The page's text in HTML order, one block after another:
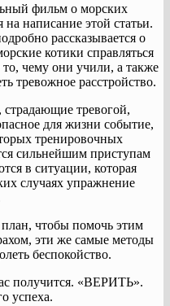
фильм о морских
написание этой статьи.
рассказывается о
котики справляться
чему они учили, а также
тревожное расстройство.
тревогой,
для жизни событие,
тренировочных
сильнейшим приступам
в ситуации, которая
случаях упражнение
чтобы помочь этим
эти же самые методы
беспокойство.
получится. «ВЕРИТЬ».
успеха.